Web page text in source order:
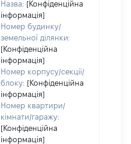
Назва: [Конфіденційна
інформація]
Номер будинку/
земельної ділянки:
[Конфіденційна
інформація]
Номер корпусу/секції/
блоку: [Конфіденційна
інформація]
Номер квартири/
кімнати/гаражу:
[Конфіденційна
інформація]